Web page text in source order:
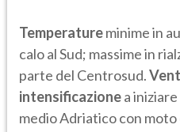
Temperatureminime in
calo al Sud; massime in
parte del Centrosud.
intensificazionea
medio Adriatico con